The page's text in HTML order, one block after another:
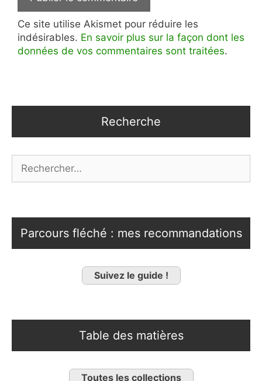
Ce site utilise Akismet pour réduire les
indésirables. En savoir plus sur la façon dont les
données de vos commentaires sont traitées.
Recherche
Parcours fléché : mes recommandations
Suivez le guide !
Table des matières
Toutes les collections